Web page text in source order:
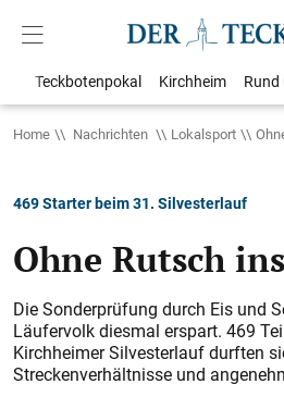
Teckbotenpokal Kirchheim Rund
Home Nachrichten Lokalsport
469 Starter beim 31. Silvesterlauf
Ohne Rutsch
Die Sonderprüfung durch Eis und
Läufervolk diesmal erspart. 469
Kirchheimer Silvesterlauf durften
Streckenverhältnisse und